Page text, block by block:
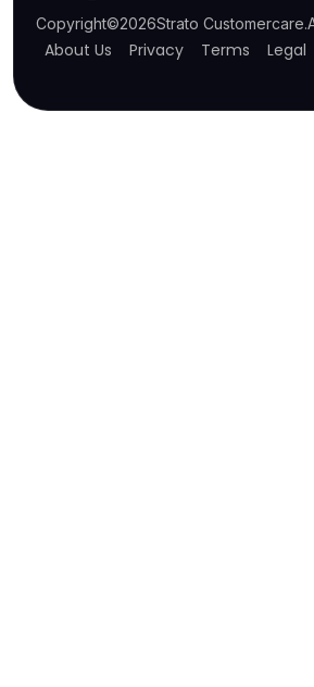
Copyright©2026Strato Customercare.
About Us Privacy Terms Legal